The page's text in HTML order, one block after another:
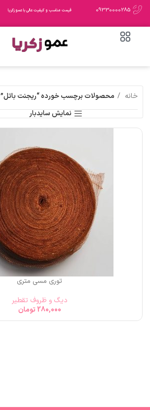
09330000285 قیمت مناسب و کیفیت عالی با عمو زکریا
خانه محصولات برچسب خورده “ریجنت باتل”
نمایش سایدبار
توری مسی متری
دیگ و ظروف تقطیر
280,000 تومان